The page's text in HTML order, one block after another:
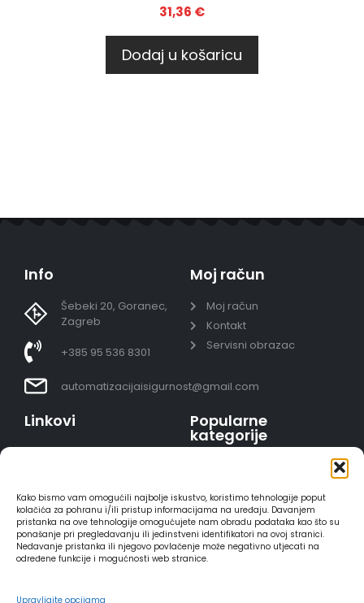
Kako bismo vam omogućili najbolje iskustvo, koristimo tehnologije poput
kolačića za pohranu i/ili pristup informacijama na uređaju. Davanjem
pristanka na ove tehnologije omogućujete nam obradu podataka kao što su
ponašanje pri pregledavanju ili jedinstveni identifikatori na ovoj stranici.
Nedavanje pristanka ili njegovo povlačenje može negativno utjecati na
određene funkcije i mogućnosti web stranice.
Upravljajte opcijama
31,36 €
Dodaj u košaricu
Info
Šebeki 20, Goranec,
Zagreb
+385 95 536 8301
automatizacijaisigurnost@gmail.com
Moj račun
Moj račun
Kontakt
Servisni obrazac
Linkovi
Sigurno plaćanje
karticama
Dostava
Načini plaćanja
Raskid ugovora
Popularne
kategorije
Video nadzor - kompleti
AJAX alarmi
HIKVISION portafoni
REOLINK kamere
DVC portafoni